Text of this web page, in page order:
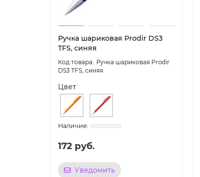
Ручка шариковая Prodir DS3
TFS, синяя
Ручка шариковая Prodir
DS3 TFS, синяя
Цвет
172 руб.
Уведомить